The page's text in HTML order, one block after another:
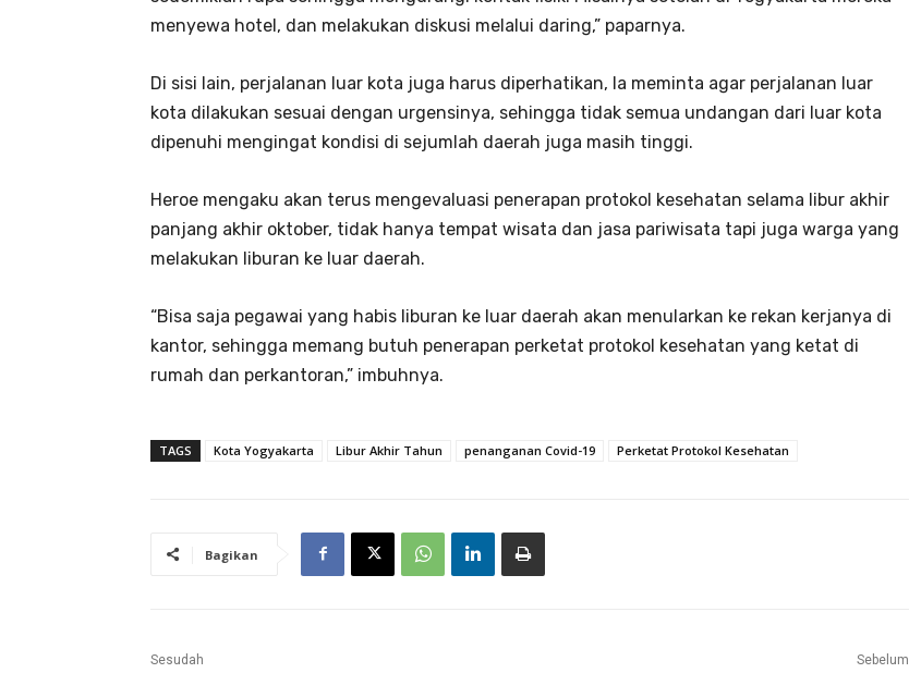
menyewa hotel, dan melakukan diskusi melalui daring,” paparnya.
Di sisi lain, perjalanan luar kota juga harus diperhatikan, Ia meminta agar perjalanan luar
kota dilakukan sesuai dengan urgensinya, sehingga tidak semua undangan dari luar kota
dipenuhi mengingat kondisi di sejumlah daerah juga masih tinggi.
Heroe mengaku akan terus mengevaluasi penerapan protokol kesehatan selama libur akhir
panjang akhir oktober, tidak hanya tempat wisata dan jasa pariwisata tapi juga warga yang
melakukan liburan ke luar daerah.
“Bisa saja pegawai yang habis liburan ke luar daerah akan menularkan ke rekan kerjanya di
kantor, sehingga memang butuh penerapan perketat protokol kesehatan yang ketat di
rumah dan perkantoran,” imbuhnya.
TAGS Kota Yogyakarta Libur Akhir Tahun penanganan Covid-19 Perketat Protokol Kesehatan
Bagikan
Sesudah Sebelum